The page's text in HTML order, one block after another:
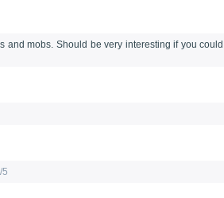
and mobs. Should be very interesting if you could
5